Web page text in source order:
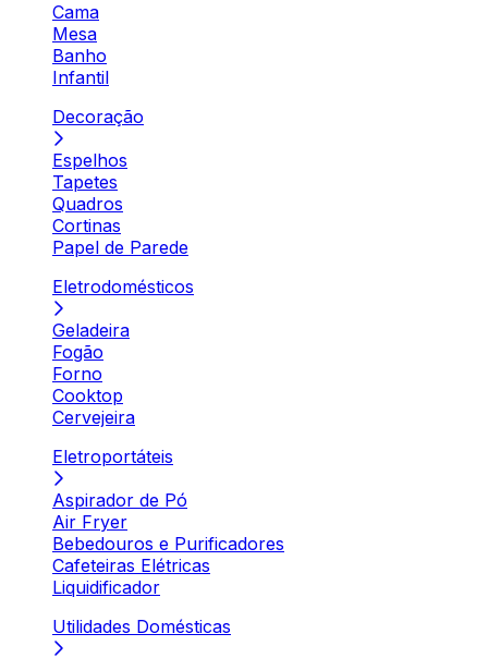
Cama
Mesa
Banho
Infantil
Decoração
Espelhos
Tapetes
Quadros
Cortinas
Papel de Parede
Eletrodomésticos
Geladeira
Fogão
Forno
Cooktop
Cervejeira
Eletroportáteis
Aspirador de Pó
Air Fryer
Bebedouros e Purificadores
Cafeteiras Elétricas
Liquidificador
Utilidades Domésticas